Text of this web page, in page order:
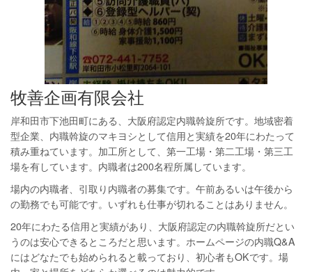
牧善企画有限会社
岸和田市下池田町にある、大阪府認定内職斡旋所です。地域密着
型企業、内職斡旋のマキヨシとして信用と実績を20年にわたって
積み重ねています。加工所として、第一工場・第二工場・第三工
場を有しています。内職者は200名程所属しています。
場内の内職者、引取り内職者の募集です。午前あるいは午後から
の勤務でも可能です。いずれも仕事が切れることはありません。
20年にわたる信用と実績があり、大阪府認定の内職斡旋所だとい
うのは安心できるところだと思います。ホームページの内職Q&A
にはどなたでも始められると載っており、初心者もOKです。場